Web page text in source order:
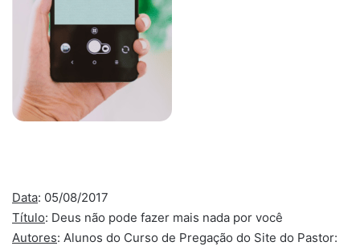
Data: 05/08/2017
Título: Deus não pode fazer mais nada por você
Autores: Alunos do Curso de Pregação do Site do Pastor: